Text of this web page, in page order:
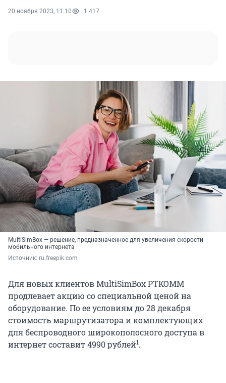
20 ноября 2023, 11:10 1 417
MultiSimBox — решение, предназначенное для увеличения скорости
мобильного интернета
Источник: ru.freepik.com
Для новых клиентов MultiSimBox РТКОММ
продлевает акцию со специальной ценой на
оборудование. По ее условиям до 28 декабря
стоимость маршрутизатора и комплектующих
для беспроводного широкополосного доступа в
интернет составит 4990 рублей1.